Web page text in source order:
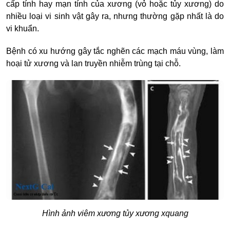
cấp tính hay mạn tính của xương (vỏ hoặc tủy xương) do
nhiều loại vi sinh vật gây ra, nhưng thường gặp nhất là do
vi khuẩn.
Bệnh có xu hướng gây tắc nghẽn các mạch máu vùng, làm
hoại tử xương và lan truyền nhiễm trùng tại chỗ.
Hình ảnh viêm xương tủy xương xquang